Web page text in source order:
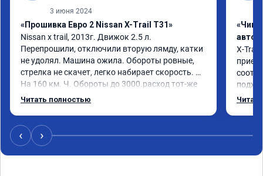
3 июня 2024
«Прошивка Евро 2 Nissan X-Trail T31»
Nissan x trаil, 2013г. Движок 2.5 л.
Перепрошили, отключили вторую лямду, катки
не удолял. Машина ожила. Обороты ровные,
стрелка не скачет, легко набирает скорость.
На 160 км. Ч. Обороты до 3000.расход тот-же
без изменения 12л. Услугой доволен.
Читать полностью
«Чип
X-Trail
‹ ›